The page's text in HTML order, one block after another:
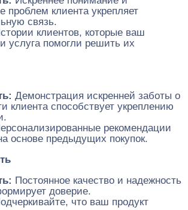
проблем клиента укрепляет
связь.
клиентов, которые ваш
услуга помогли решить их
Демонстрация искренней заботы о
клиента способствует укреплению
рекомендации
основе предыдущих покупок.
Постоянное качество и надежность
доверие.
что ваш продукт